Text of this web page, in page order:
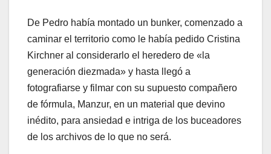
De Pedro había montado un bunker, comenzado a
caminar el territorio como le había pedido Cristina
Kirchner al considerarlo el heredero de «la
generación diezmada» y hasta llegó a
fotografiarse y filmar con su supuesto compañero
de fórmula, Manzur, en un material que devino
inédito, para ansiedad e intriga de los buceadores
de los archivos de lo que no será.